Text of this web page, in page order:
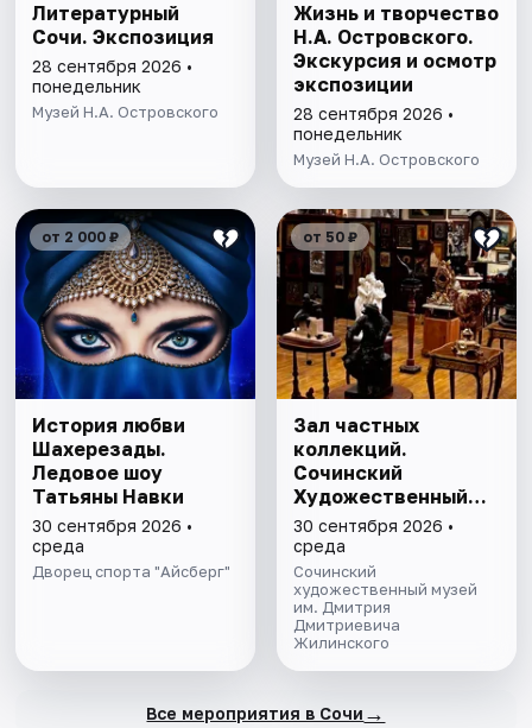
Литературный
Сочи. Экспозиция
28 сентября 2026 •
понедельник
Музей Н.А. Островского
Жизнь и творчество
Н.А. Островского.
Экскурсия и осмотр
экспозиции
28 сентября 2026 •
понедельник
Музей Н.А. Островского
от 2 000 ₽
История любви
Шахерезады.
Ледовое шоу
Татьяны Навки
30 сентября 2026 •
среда
Дворец спорта "Айсберг"
от 50 ₽
Зал частных
коллекций.
Сочинский
Художественный
музей им. Д.Д.
Жилинского
30 сентября 2026 •
среда
Сочинский
художественный музей
им. Дмитрия
Дмитриевича
Жилинского
Все мероприятия в Сочи →